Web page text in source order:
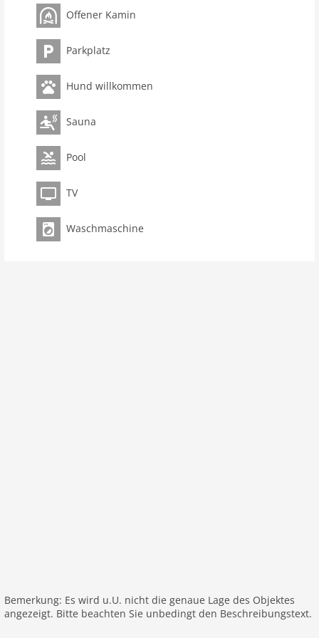
Zimmer 4
Schlafzimmer 3
Toiletten 3
Badezimmer 3
Pool
Ausstattung Küche
Spülmaschine
Backofen/Herd
Innenbereich
Kinderbetten: 5
Kamin
Mountainbiking
beheizter Pool
Offener Kamin
Parkplatz
Hund willkommen
Sauna
Pool
TV
Waschmaschine
Bemerkung: Es wird u.U. nicht die genaue Lage des Objektes
angezeigt. Bitte beachten Sie unbedingt den Beschreibungstext.